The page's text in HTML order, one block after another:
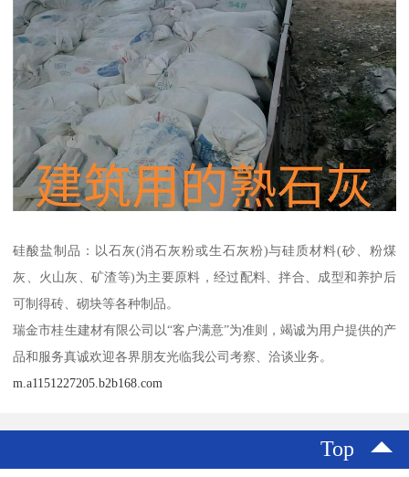
硅酸盐制品：以石灰(消石灰粉或生石灰粉)与硅质材料(砂、粉煤
灰、火山灰、矿渣等)为主要原料，经过配料、拌合、成型和养护后
可制得砖、砌块等各种制品。
瑞金市桂生建材有限公司以“客户满意”为准则，竭诚为用户提供的产
品和服务真诚欢迎各界朋友光临我公司考察、洽谈业务。
m.a1151227205.b2b168.com
Top